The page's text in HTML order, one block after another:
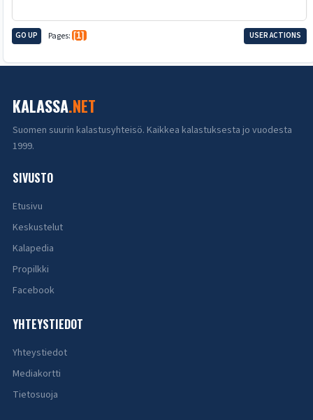
GO UP Pages 1 USER ACTIONS
KALASSA.NET
Suomen suurin kalastusyhteisö. Kaikkea kalastuksesta jo vuodesta
1999.
SIVUSTO
Etusivu
Keskustelut
Kalapedia
Propilkki
Facebook
YHTEYSTIEDOT
Yhteystiedot
Mediakortti
Tietosuoja